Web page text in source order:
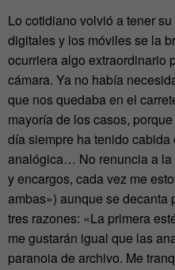
Lo cotidiano volvió a tener
digitales y los móviles se la
ocurriera algo extraordinario
cámara. Ya no había
que nos quedaba en el
mayoría de los casos,
día siempre ha tenido
analógica… No renuncia a
y encargos, cada vez me
ambas») aunque se decanta
tres razones: «La primera
me gustarán igual que las
paranoia de archivo. Me